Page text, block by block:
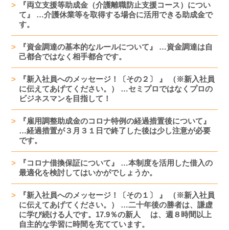
『両立支援等助成金（介護離職防止支援コース）につい
て』 …介護休業等を取得する場合に活用できる助成金で
す。
『資金調達の基本的なルールについて』 …資金調達は自
己都合ではなく相手都合です。
『新入社員へのメッセージ！〔その２〕 』 （※新入社員
に伝えてあげてください。） …セミプロではなくプロの
ビジネスマンを目指して！
『雇用調整助成金のコロナ特例の経過措置後について』
…経過措置が３月３１日で終了した後は少し注意が必要
です。
『コロナ借換保証について』 …本制度を活用した借入の
最適化を検討してはいかがでしょうか。
『新入社員へのメッセージ！〔その１〕 』 （※新入社員
に伝えてあげてください。） …二十年後の勝者は、謙虚
に学び続ける人です。17.9％の新人 は、週８時間以上
自主的な学習に時間を充てています。